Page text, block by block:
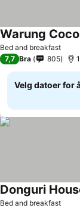
Bed and breakfast
Warung Coco
7,7 Bra 805
Velg datoer for
Bed and breakfast
Donguri